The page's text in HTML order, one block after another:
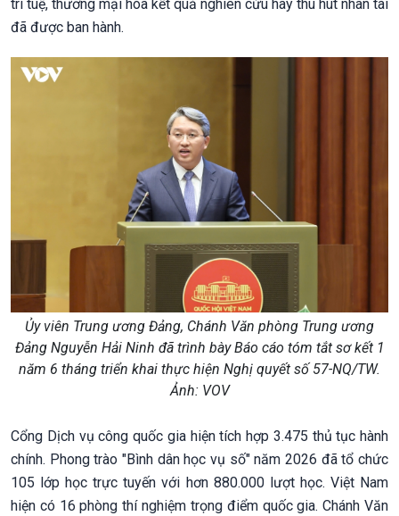
trí tuệ, thương mại hóa kết quả nghiên cứu hay thu hút nhân tài
đã được ban hành.
Ủy viên Trung ương Đảng, Chánh Văn phòng Trung ương
Đảng Nguyễn Hải Ninh đã trình bày Báo cáo tóm tắt sơ kết 1
năm 6 tháng triển khai thực hiện Nghị quyết số 57-NQ/TW.
Ảnh: VOV
Cổng Dịch vụ công quốc gia hiện tích hợp 3.475 thủ tục hành
chính. Phong trào "Bình dân học vụ số" năm 2026 đã tổ chức
105 lớp học trực tuyến với hơn 880.000 lượt học. Việt Nam
hiện có 16 phòng thí nghiệm trọng điểm quốc gia. Chánh Văn